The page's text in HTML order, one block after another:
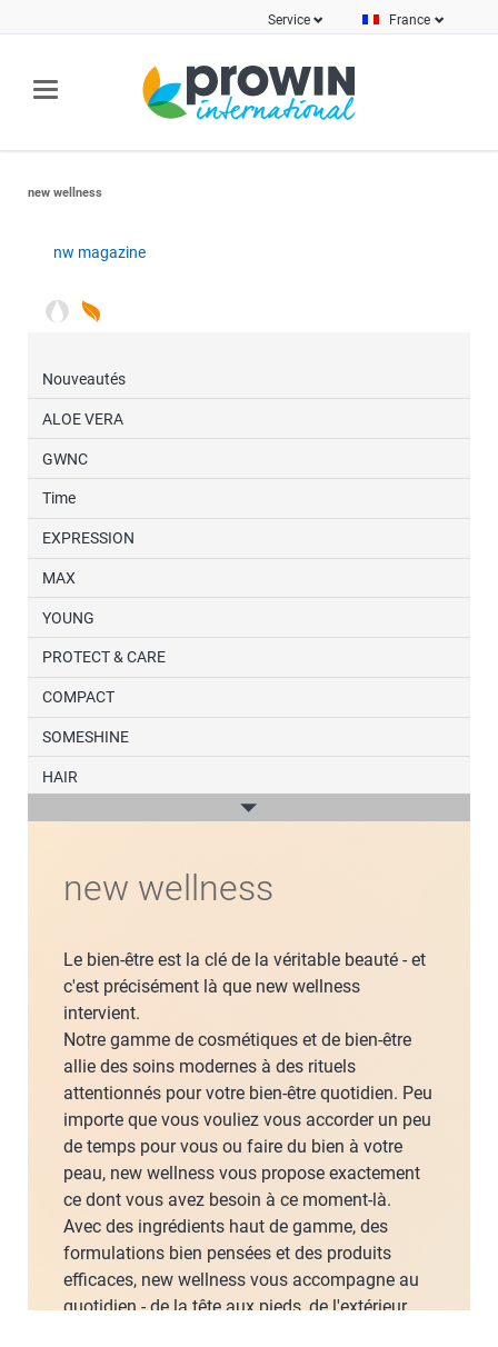
France
Service
new wellness
nw magazine
Nouveautés
ALOE VERA
GWNC
Time
EXPRESSION
MAX
YOUNG
PROTECT & CARE
COMPACT
SOMESHINE
HAIR
ESSENTIALS
new wellness
Le bien-être est la clé de la véritable beauté - et
c'est précisément là que new wellness
intervient.
Notre gamme de cosmétiques et de bien-être
allie des soins modernes à des rituels
attentionnés pour votre bien-être quotidien. Peu
importe que vous vouliez vous accorder un peu
de temps pour vous ou faire du bien à votre
peau, new wellness vous propose exactement
ce dont vous avez besoin à ce moment-là.
Avec des ingrédients haut de gamme, des
formulations bien pensées et des produits
efficaces, new wellness vous accompagne au
quotidien - de la tête aux pieds, de l'extérieur